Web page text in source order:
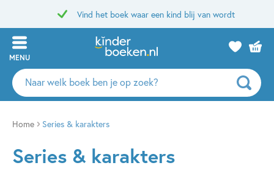
Vind het boek waar een kind blij van wordt
MENU
Zoeken
naar
auteurs
uitgevers
Home Series & karakters
Series & karakters